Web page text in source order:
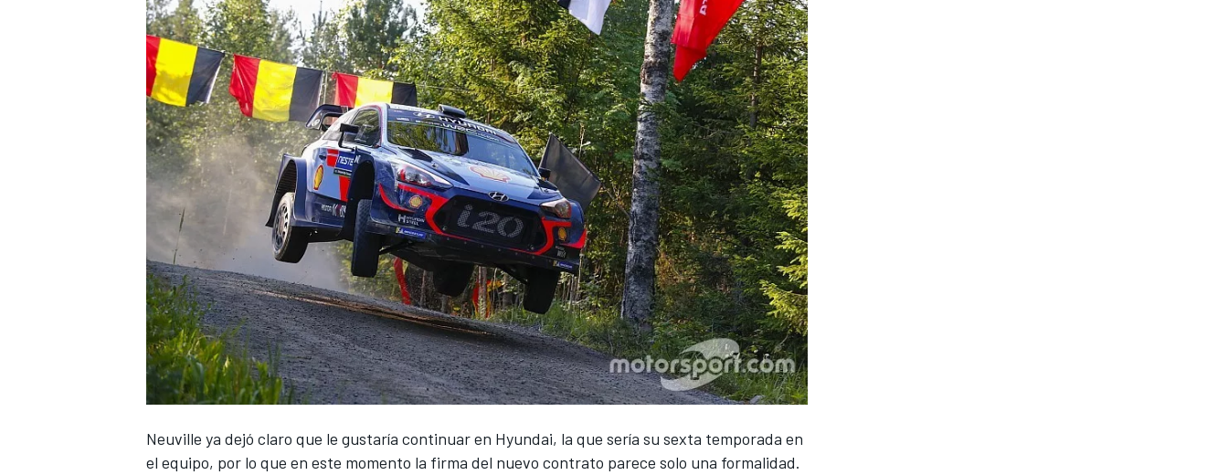
WEC FÓRMULA E
Neuville ya dejó claro que le gustaría continuar en Hyundai, la que sería su sexta temporada en
el equipo, por lo que en este momento la firma del nuevo contrato parece solo una formalidad.